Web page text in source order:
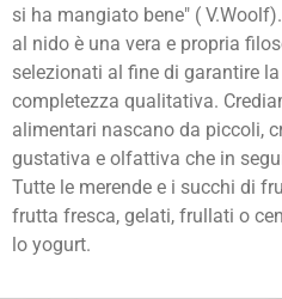
si ha mangiato bene" (
al nido è una vera e propria
selezionati al fine di garantire
completezza qualitativa.
alimentari nascano da piccoli,
gustativa e olfattiva che in
Tutte le merende e i succhi di
frutta fresca, gelati, frullati o
lo yogurt.